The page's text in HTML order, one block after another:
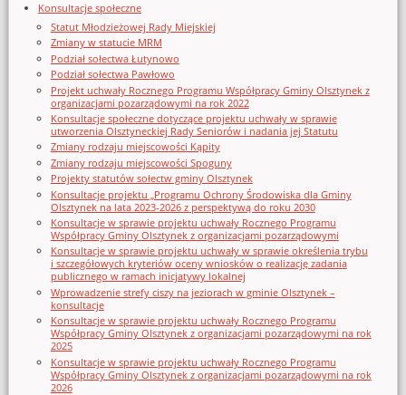
Konsultacje społeczne
Statut Młodzieżowej Rady Miejskiej
Zmiany w statucie MRM
Podział sołectwa Łutynowo
Podział sołectwa Pawłowo
Projekt uchwały Rocznego Programu Współpracy Gminy Olsztynek z
organizacjami pozarządowymi na rok 2022
Konsultacje społeczne dotyczące projektu uchwały w sprawie
utworzenia Olsztyneckiej Rady Seniorów i nadania jej Statutu
Zmiany rodzaju miejscowości Kąpity
Zmiany rodzaju miejscowości Spoguny
Projekty statutów sołectw gminy Olsztynek
Konsultacje projektu „Programu Ochrony Środowiska dla Gminy
Olsztynek na lata 2023-2026 z perspektywą do roku 2030
Konsultacje w sprawie projektu uchwały Rocznego Programu
Współpracy Gminy Olsztynek z organizacjami pozarządowymi
Konsultacje w sprawie projektu uchwały w sprawie określenia trybu
i szczegółowych kryteriów oceny wniosków o realizację zadania
publicznego w ramach inicjatywy lokalnej
Wprowadzenie strefy ciszy na jeziorach w gminie Olsztynek –
konsultacje
Konsultacje w sprawie projektu uchwały Rocznego Programu
Współpracy Gminy Olsztynek z organizacjami pozarządowymi na rok
2025
Konsultacje w sprawie projektu uchwały Rocznego Programu
Współpracy Gminy Olsztynek z organizacjami pozarządowymi na rok
2026